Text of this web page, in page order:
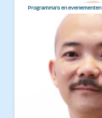
Programma's en evenementen